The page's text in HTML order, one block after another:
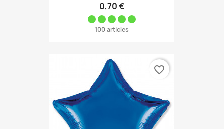
0,70 €
100 articles
favorite_border